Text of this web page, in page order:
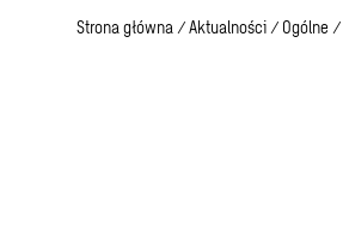
Strona główna / Aktualności / Ogólne /